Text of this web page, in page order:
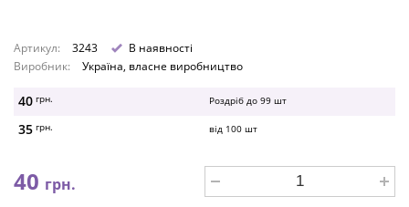
Артикул: 3243
В наявності
Виробник:
Україна, власне виробництво
40 грн. Роздріб до 99 шт
35 грн. від 100 шт
40 грн.